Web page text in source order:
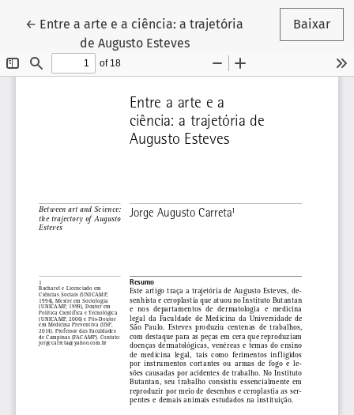
← Voltar aos Detalhes do Artigo
Entre a arte e a ciência: a trajetória
de Augusto Esteves
Baixar